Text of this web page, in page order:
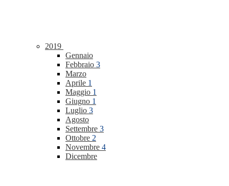
2019
Gennaio
Febbraio 3
Marzo
Aprile 1
Maggio 1
Giugno 1
Luglio 3
Agosto
Settembre 3
Ottobre 2
Novembre 4
Dicembre